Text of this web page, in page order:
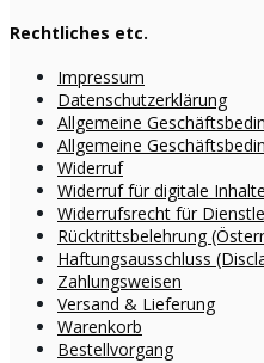
Rechtliches etc.
Impressum
Datenschutzerklärung
Allgemeine
Allgemeine
Widerruf
Widerruf für digitale Inhalte
Widerrufsrecht für
Rücktrittsbelehrung
Haftungsausschluss
Zahlungsweisen
Versand & Lieferung
Warenkorb
Bestellvorgang